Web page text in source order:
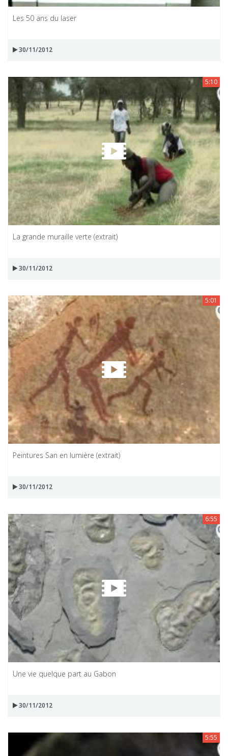
Les 50 ans du laser
30/11/2012
5:10
La grande muraille verte (extrait)
30/11/2012
5:01
Peintures San en lumière (extrait)
30/11/2012
6:55
Une vie quelque part au Gabon
30/11/2012
5:55